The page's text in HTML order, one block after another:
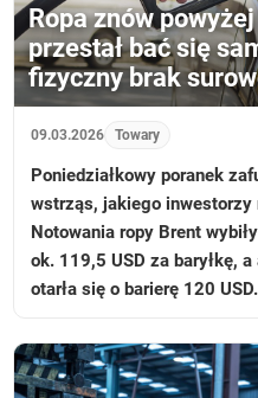
Ropa znów
przestał bać się
fizyczny brak
09.03.2026 Towary
Poniedziałkowy poranek
wstrząs, jakiego
Notowania ropy Brent
ok. 119,5 USD za baryłkę,
otarła się o barierę 120 USD.